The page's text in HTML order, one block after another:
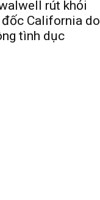
rút khỏi
California do
tình dục